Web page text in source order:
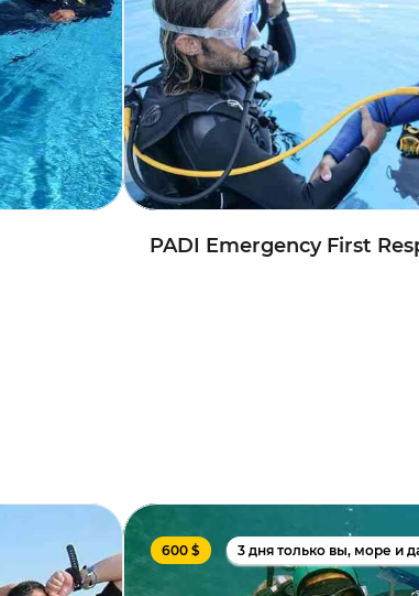
PADI Emergency First
600 $ 3 дня только вы, море и